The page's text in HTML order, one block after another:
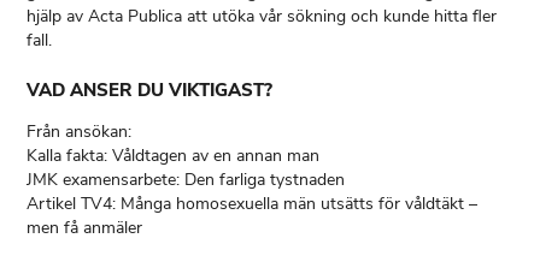
hjälp av Acta Publica att utöka vår sökning och kunde hitta fler
fall.
VAD ANSER DU VIKTIGAST?
Från ansökan:
Kalla fakta: Våldtagen av en annan man
JMK examensarbete: Den farliga tystnaden
Artikel TV4: Många homosexuella män utsätts för våldtäkt –
men få anmäler